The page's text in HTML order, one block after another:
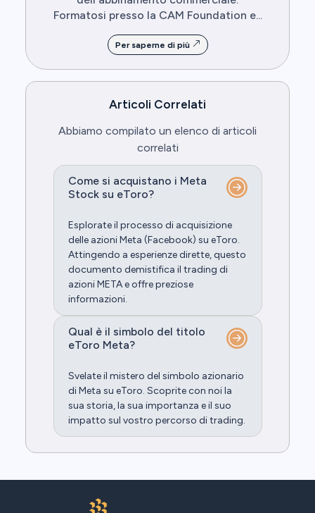
Formatosi presso la CAM Foundation e...
Per saperne di più
Articoli Correlati
Abbiamo compilato un elenco di articoli
correlati
Come si acquistano i Meta
Stock su eToro?
Esplorate il processo di acquisizione
delle azioni Meta (Facebook) su eToro.
Attingendo a esperienze dirette, questo
documento demistifica il trading di
azioni META e offre preziose
informazioni.
Qual è il simbolo del titolo
eToro Meta?
Svelate il mistero del simbolo azionario
di Meta su eToro. Scoprite con noi la
sua storia, la sua importanza e il suo
impatto sul vostro percorso di trading.